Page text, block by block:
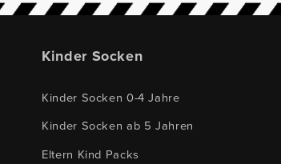
Kinder Socken
Kinder Socken 0-4 Jahre
Kinder Socken ab 5 Jahren
Eltern Kind Packs